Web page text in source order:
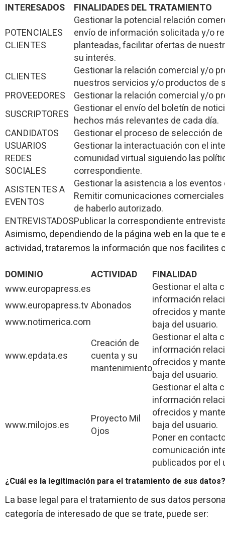
INTERESADOS
FINALIDADES DEL TRATAMIENTO
POTENCIALES
CLIENTES
Gestionar la potencial relación
envío de información solicitada y/o
planteadas, facilitar ofertas de
su interés.
CLIENTES
Gestionar la relación comercial y/o
nuestros servicios y/o productos de
PROVEEDORES
Gestionar la relación comercial y/o
SUSCRIPTORES Gestionar el envío del boletín de
hechos más relevantes de cada día.
CANDIDATOS
Gestionar el proceso de selección
USUARIOS
REDES
SOCIALES
Gestionar la interactuación con el
comunidad virtual siguiendo las
correspondiente.
ASISTENTES A
EVENTOS
Gestionar la asistencia a los
Remitir comunicaciones
de haberlo autorizado.
ENTREVISTADOSPublicar la correspondiente
Asimismo, dependiendo de la página web en la que
actividad, trataremos la información que nos facilites
DOMINIO
ACTIVIDAD
FINALIDAD
www.europapress.es
Abonados
Gestionar el alta
información
ofrecidos y
baja del usuario.
www.europapress.tv
www.notimerica.com
www.epdata.es
Creación de
cuenta y su
mantenimiento
Gestionar el alta
información
ofrecidos y
baja del usuario.
www.milojos.es
Proyecto Mil
Ojos
Gestionar el alta
información
ofrecidos y
baja del usuario.
Poner en
comunicación
publicados por el
¿Cuál es la legitimación para el tratamiento de sus datos?
La base legal para el tratamiento de sus datos
categoría de interesado de que se trate, puede ser: